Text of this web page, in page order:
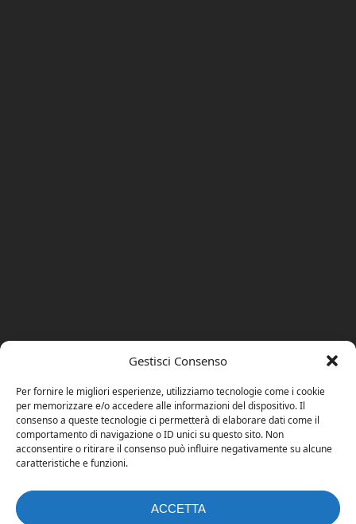
Gestisci Consenso
Per fornire le migliori esperienze, utilizziamo tecnologie come i cookie
per memorizzare e/o accedere alle informazioni del dispositivo. Il
consenso a queste tecnologie ci permetterà di elaborare dati come il
comportamento di navigazione o ID unici su questo sito. Non
acconsentire o ritirare il consenso può influire negativamente su alcune
caratteristiche e funzioni.
ACCETTA